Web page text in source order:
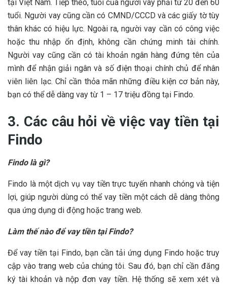
tại Việt Nam. Tiếp theo, tuổi của người vay phải từ 20 đến 60
tuổi. Người vay cũng cần có CMND/CCCD và các giấy tờ tùy
thân khác có hiệu lực. Ngoài ra, người vay cần có công việc
hoặc thu nhập ổn định, không cần chứng minh tài chính.
Người vay cũng cần có tài khoản ngân hàng đứng tên của
mình để nhận giải ngân và số điện thoại chính chủ để nhân
viên liên lạc. Chỉ cần thỏa mãn những điều kiện cơ bản này,
bạn có thể dễ dàng vay từ 1 – 17 triệu đồng tại Findo.
3. Các câu hỏi về việc vay tiền tại
Findo
Findo là gì?
Findo là một dịch vụ vay tiền trực tuyến nhanh chóng và tiện
lợi, giúp người dùng có thể vay tiền một cách dễ dàng thông
qua ứng dụng di động hoặc trang web.
Làm thế nào để vay tiền tại Findo?
Để vay tiền tại Findo, bạn cần tải ứng dụng Findo hoặc truy
cập vào trang web của chúng tôi. Sau đó, bạn chỉ cần đăng
ký tài khoản và nộp đơn vay tiền. Hệ thống sẽ xem xét và